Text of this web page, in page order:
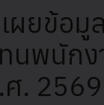
ผยข้อมู
นพนักง
. 2569